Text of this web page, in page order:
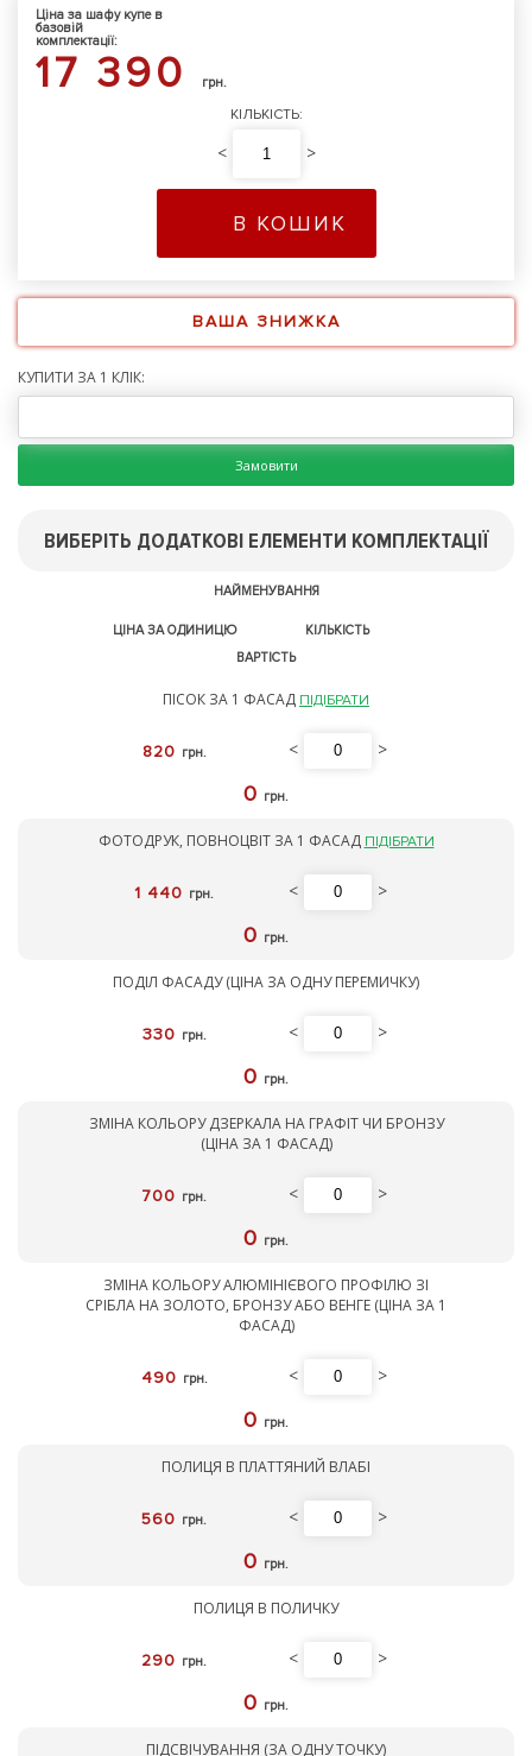
Ціна за шафу купе в
базовій
комплектації:
17 390 грн.
КІЛЬКІСТЬ:
< >
В КОШИК
ВАША ЗНИЖКА
КУПИТИ ЗА 1 КЛІК:
Замовити
ВИБЕРІТЬ ДОДАТКОВІ ЕЛЕМЕНТИ КОМПЛЕКТАЦІЇ
НАЙМЕНУВАННЯ
ЦІНА ЗА ОДИНИЦЮ
КІЛЬКІСТЬ
ВАРТІСТЬ
ПІСОК ЗА 1 ФАСАД ПІДІБРАТИ
820 грн. < >
0 грн.
ФОТОДРУК, ПОВНОЦВІТ ЗА 1 ФАСАД ПІДІБРАТИ
1 440 грн. < >
0 грн.
ПОДІЛ ФАСАДУ (ЦІНА ЗА ОДНУ ПЕРЕМИЧКУ)
330 грн. < >
0 грн.
ЗМІНА КОЛЬОРУ ДЗЕРКАЛА НА ГРАФІТ ЧИ БРОНЗУ
(ЦІНА ЗА 1 ФАСАД)
700 грн. < >
0 грн.
ЗМІНА КОЛЬОРУ АЛЮМІНІЄВОГО ПРОФІЛЮ ЗІ
СРІБЛА НА ЗОЛОТО, БРОНЗУ АБО ВЕНГЕ (ЦІНА ЗА 1
ФАСАД)
490 грн. < >
0 грн.
ПОЛИЦЯ В ПЛАТТЯНИЙ ВЛАБІ
560 грн. < >
0 грн.
ПОЛИЦЯ В ПОЛИЧКУ
290 грн. < >
0 грн.
ПІДСВІЧУВАННЯ (ЗА ОДНУ ТОЧКУ)